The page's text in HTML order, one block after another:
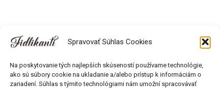
Spravovať Súhlas Cookies
Na poskytovanie tých najlepších skúseností používame technológie,
ako sú súbory cookie na ukladanie a/alebo prístup k informáciám o
zariadení. Súhlas s týmito technológiami nám umožní spracovávať